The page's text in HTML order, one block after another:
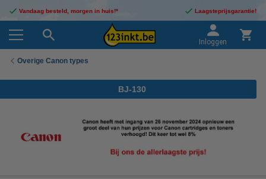
Vandaag besteld, morgen in huis!* Laagsteprijsgarantie!
Inloggen
Overige Canon types
BJ-130